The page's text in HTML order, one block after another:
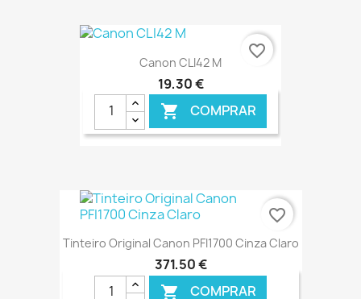
€ ONLINE
Canon CLI42 M
19,30 €
 COMPRAR
€ ONLINE
favorite_border
Tinteiro Original Canon PFI1700 Cinza Claro
371,50 €
 COMPRAR
favorite_border